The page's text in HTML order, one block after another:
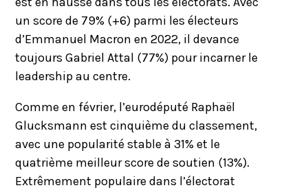
un score de 79% (+6) parmi les électeurs
d’Emmanuel Macron en 2022, il devance
toujours Gabriel Attal (77%) pour incarner le
leadership au centre.
Comme en février, l’eurodéputé Raphaël
Glucksmann est cinquième du classement,
avec une popularité stable à 31% et le
quatrième meilleur score de soutien (13%).
Extrêmement populaire dans l’électorat